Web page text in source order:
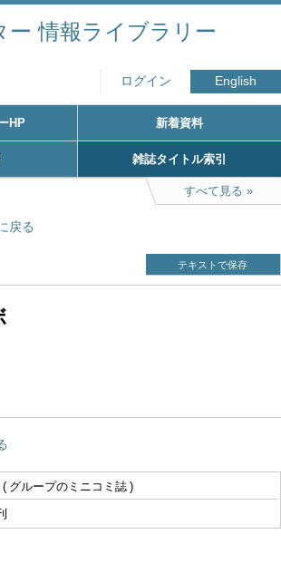
ー 情報ライブラリー
ログイン English
HP 新着資料
雑誌タイトル索引
すべて見る
戻る
テキストで保存
グループのミニコミ誌